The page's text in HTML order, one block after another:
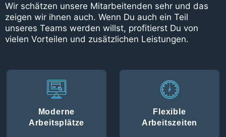
Wir schätzen unsere Mitarbeitenden sehr und das
zeigen wir ihnen auch. Wenn Du auch ein Teil
unseres Teams werden willst, profitierst Du von
vielen Vorteilen und zusätzlichen Leistungen.
Moderne
Arbeitsplätze
Flexible
Arbeitszeiten